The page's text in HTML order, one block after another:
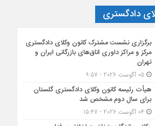
دادگستری
برگزاری نشست مشترک کانون وکلای دادگستری
مرکز و مراکز داوری اتاق‌های بازرگانی ایران و
تهران
05 آگوست 2026 - 9:57
هیأت ‌رئیسه کانون وکلای دادگستری گلستان
برای سال دوم مشخص شد